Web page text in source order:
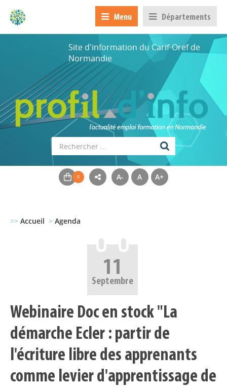
Menu Départements
Site d'information du Carif-Oref de
Normandie
A- A A+
>> Accueil > Agenda
11
Septembre
Webinaire Doc en stock "La
démarche Ecler : partir de
l'écriture libre des apprenants
comme levier d'apprentissage de